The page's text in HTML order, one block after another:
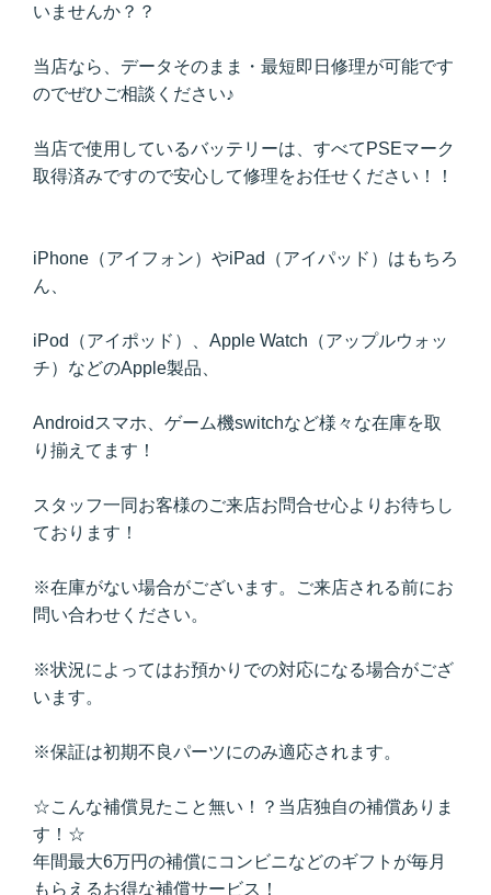
いませんか？？
当店なら、データそのまま・最短即日修理が可能です
のでぜひご相談ください♪
当店で使用しているバッテリーは、すべてPSEマーク
取得済みですので安心して修理をお任せください！！
iPhone（アイフォン）やiPad（アイパッド）はもちろ
ん、
iPod（アイポッド）、Apple Watch（アップルウォッ
チ）などのApple製品、
Androidスマホ、ゲーム機switchなど様々な在庫を取
り揃えてます！
スタッフ一同お客様のご来店お問合せ心よりお待ちし
ております！
※在庫がない場合がございます。ご来店される前にお
問い合わせください。
※状況によってはお預かりでの対応になる場合がござ
います。
※保証は初期不良パーツにのみ適応されます。
☆こんな補償見たこと無い！？当店独自の補償ありま
す！☆
年間最大6万円の補償にコンビニなどのギフトが毎月
もらえるお得な補償サービス！